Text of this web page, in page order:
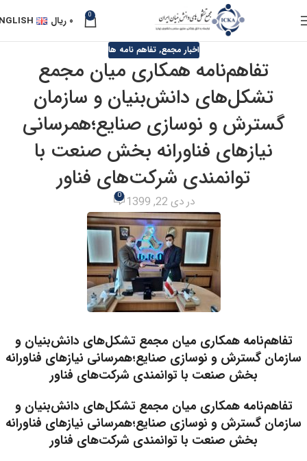
0 ۰ ریال
اخبار مجمع,تفاهم نامه ها
تفاهم‌نامه همکاری میان مجمع
تشکل‌های دانش‌بنیان و سازمان
گسترش و نوسازی صنایع؛همرسانی
نیازهای فناورانه بخش صنعت با
توانمندی شرکت‌های فناور
در دی 22, 1399 0
تفاهم‌نامه همکاری میان مجمع تشکل‌های دانش‌بنیان و
سازمان گسترش و نوسازی صنایع؛همرسانی نیازهای فناورانه
بخش صنعت با توانمندی شرکت‌های فناور
تفاهم‌نامه همکاری میان مجمع تشکل‌های دانش‌بنیان و
سازمان گسترش و نوسازی صنایع؛همرسانی نیازهای فناورانه
بخش صنعت با توانمندی شرکت‌های فناور